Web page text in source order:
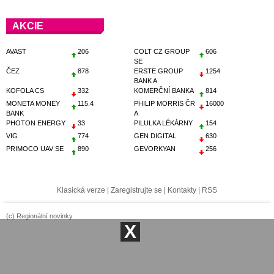
AKCIE
AVAST 206
COLT CZ GROUP
SE
606
ČEZ 878
ERSTE GROUP
BANK A
1254
KOFOLA CS 332 KOMERČNÍ BANKA
814
MONETA MONEY
BANK
115.4
PHILIP MORRIS ČR
A
16000
PHOTON ENERGY 33 PILULKA LÉKÁRNY
154
VIG
774 GEN DIGITAL
630
PRIMOCO UAV SE
890 GEVORKYAN 256
Klasická verze Zaregistrujte se Kontakty RSS
(c) Regionální novinky
X